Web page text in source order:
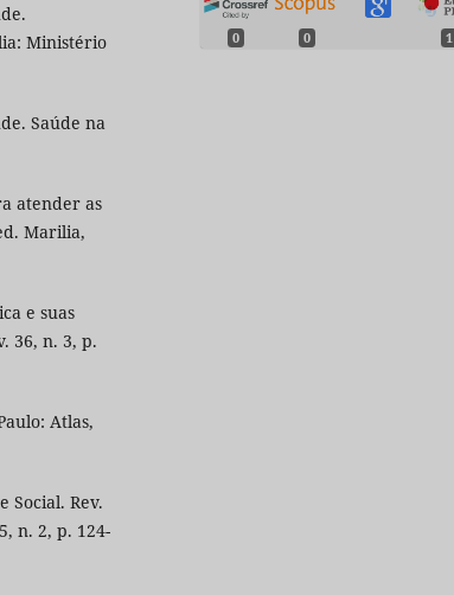
Ministério
Saúde na
atender as
Marilia,
e suas
36, n. 3, p.
Atlas,
Social. Rev.
n. 2, p. 124-
0 0 1